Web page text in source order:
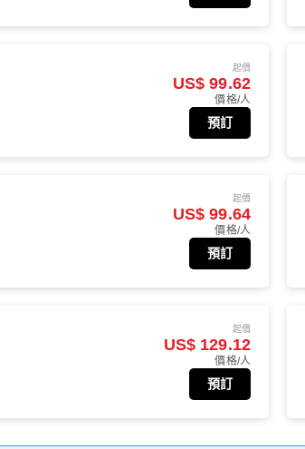
起價
US$ 99.62
價格/人
預訂
起價
US$ 99.64
價格/人
預訂
起價
US$ 129.12
價格/人
預訂